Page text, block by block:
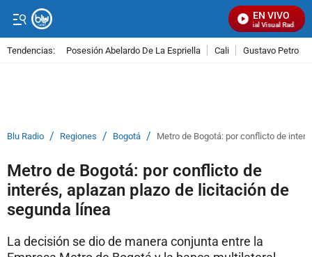
EN VIVO
Señal Visual Radio
Tendencias: Posesión Abelardo De La Espriella Cali Gustavo Petro
Blu Radio / Regiones / Bogotá / Metro de Bogotá: por conflicto de
Metro de Bogotá: por conflicto de
interés, aplazan plazo de licitación de
segunda línea
La decisión se dio de manera conjunta entre la